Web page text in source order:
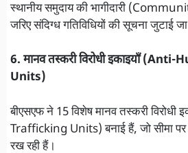
स्थानीय समुदाय की भागीदारी
जरिए संदिग्ध गतिविधियों की सूचना जुटाई
6. मानव तस्करी विरोधी इकाइयाँ
Units)
बीएसएफ ने 15 विशेष मानव तस्करी
Trafficking Units) बनाई हैं, जो सीमा
रख रही हैं।